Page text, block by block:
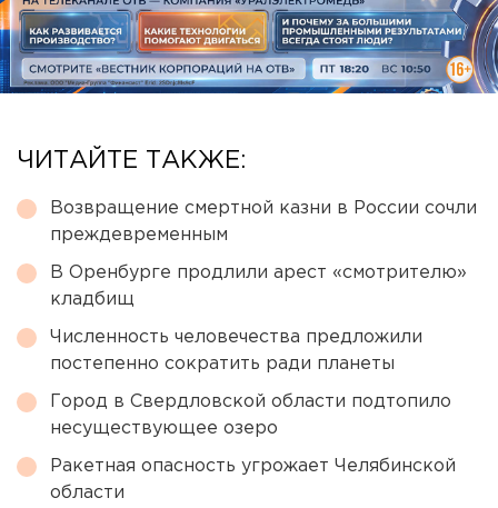
ЧИТАЙТЕ ТАКЖЕ:
Возвращение смертной казни в России сочли
преждевременным
В Оренбурге продлили арест «смотрителю»
кладбищ
Численность человечества предложили
постепенно сократить ради планеты
Город в Свердловской области подтопило
несуществующее озеро
Ракетная опасность угрожает Челябинской
области